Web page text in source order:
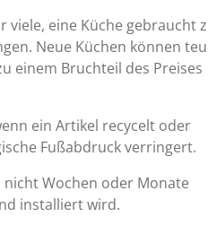
viele, eine Küche gebraucht
Neue Küchen können
einem Bruchteil des Preises
ein Artikel recycelt oder
Fußabdruck verringert.
nicht Wochen oder Monate
installiert wird.